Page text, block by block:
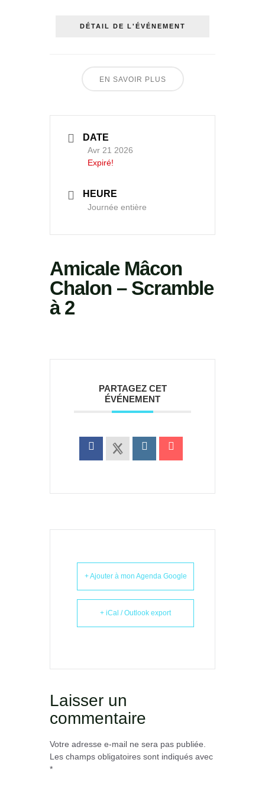
DÉTAIL DE L'ÉVÉNEMENT
EN SAVOIR PLUS
DATE
Avr 21 2026
Expiré!
HEURE
Journée entière
Amicale Mâcon
Chalon – Scramble
à 2
PARTAGEZ CET
ÉVÉNEMENT
+ Ajouter à mon Agenda Google
+ iCal / Outlook export
Laisser un
commentaire
Votre adresse e-mail ne sera pas publiée.
Les champs obligatoires sont indiqués avec
*